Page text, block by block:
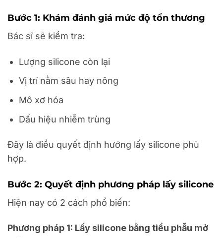
Bước 1: Khám đánh giá mức độ tổn thương
Bác sĩ sẽ kiểm tra:
Lượng silicone còn lại
Vị trí nằm sâu hay nông
Mô xơ hóa
Dấu hiệu nhiễm trùng
Đây là điều quyết định hướng lấy silicone phù
hợp.
Bước 2: Quyết định phương pháp lấy silicone
Hiện nay có 2 cách phổ biến:
Phương pháp 1: Lấy silicone bằng tiểu phẫu mở